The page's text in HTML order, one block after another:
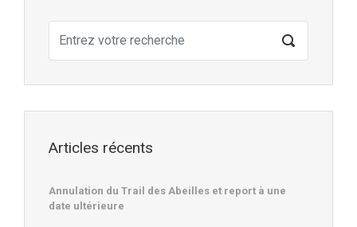
Articles récents
Annulation du Trail des Abeilles et report à une
date ultérieure